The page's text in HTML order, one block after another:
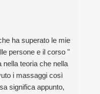
ha superato le mie
persone e il corso "
nella teoria che nella
i massaggi così
significa appunto,